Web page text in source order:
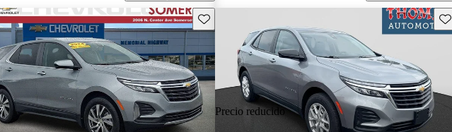
Aviso Guarda este Aviso
Precio reducido